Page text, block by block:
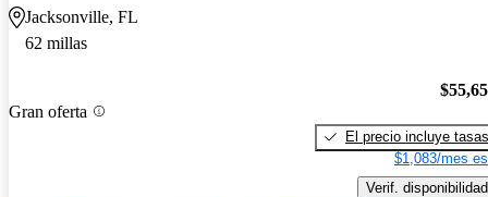
Jacksonville, FL
62 millas
Gran oferta
El precio incluye tasas
$1,083/mes
Verif. disponibilidad